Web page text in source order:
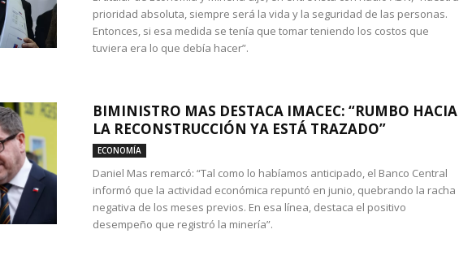
prioridad absoluta, siempre será la vida y la seguridad de las personas.
Entonces, si esa medida se tenía que tomar teniendo los costos que
tuviera era lo que debía hacer”.
BIMINISTRO MAS DESTACA IMACEC: “RUMBO HACIA
LA RECONSTRUCCIÓN YA ESTÁ TRAZADO”
ECONOMÍA
Daniel Mas remarcó: “Tal como lo habíamos anticipado, el Banco Central
informó que la actividad económica repuntó en junio, quebrando la racha
negativa de los meses previos. En esa línea, destaca el positivo
desempeño que registró la minería”.